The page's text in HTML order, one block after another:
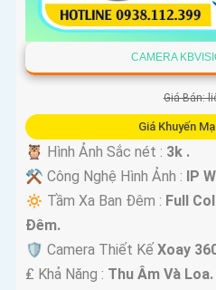
CAMERA
Giá Bán:
Giá Khuyến
🦉 Hình Ảnh Sắc nét : 3k .
⚒ Công Nghệ Hình Ảnh : IP
🔅 Tầm Xa Ban Đêm : Full
Ðêm.
🛡 Camera Thiết Kế Xoay
️₤ Khả Năng : Thu Âm Và Loa.